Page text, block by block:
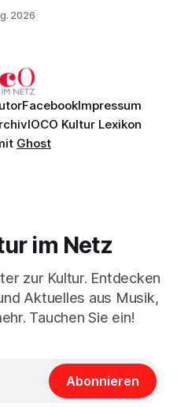
Bildern, getragen von
2026
FacebookImpressum
IOCO Kultur Lexikon
Ghost
im Netz
zur Kultur. Entdecken
Aktuelles aus Musik,
Tauchen Sie ein!
Abonnieren